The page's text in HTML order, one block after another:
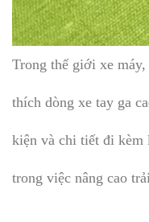
Trong thế giới xe
thích dòng xe tay ga
kiện và chi tiết đi kèm
trong việc nâng cao